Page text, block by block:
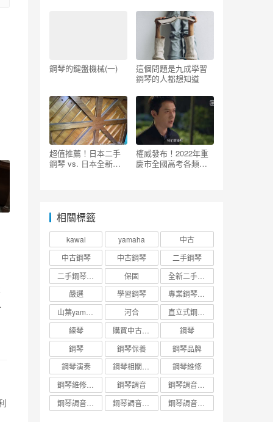
鋼琴的鍵盤機械(一)
這個問題是九成學習
鋼琴的人都想知道
超值推薦！日本二手
鋼琴 vs. 日本全新鋼
權威發布！2022年重
慶市全國高考各類招
相關標籤
kawai yamaha
中古
中古鋼琴
中古鋼琴
二手鋼琴
保固
嚴選
學習鋼琴
河合
練琴
鋼琴
鋼琴
鋼琴保養
鋼琴品牌
鋼琴演奏
鋼琴維修
鋼琴調音